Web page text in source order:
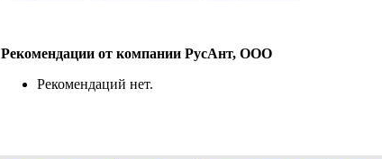
Рекомендации от компании РусАнт, ООО
Рекомендаций нет.